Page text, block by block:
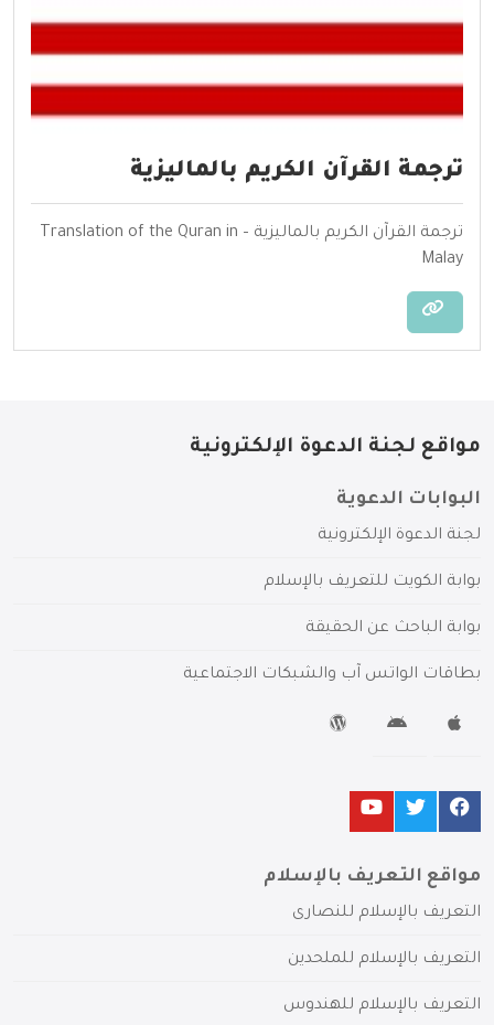
ترجمة القرآن الكريم بالماليزية
ترجمة القرآن الكريم بالماليزية – Translation of the Quran in
Malay
مواقع لجنة الدعوة الإلكترونية
البوابات الدعوية
لجنة الدعوة الإلكترونية
بوابة الكويت للتعريف بالإسلام
بوابة الباحث عن الحقيقة
بطاقات الواتس آب والشبكات الاجتماعية
مواقع التعريف بالإسلام
التعريف بالإسلام للنصارى
التعريف بالإسلام للملحدين
التعريف بالإسلام للهندوس